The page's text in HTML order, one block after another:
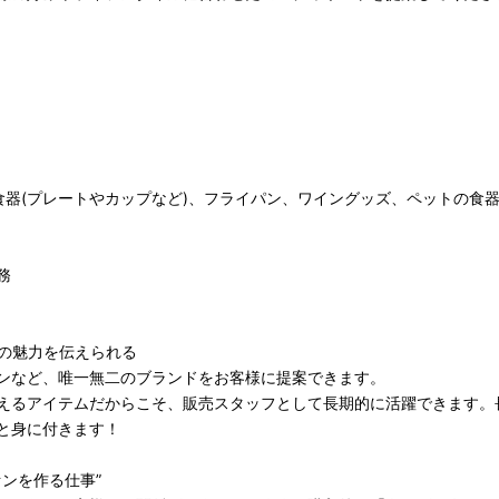
(プレートやカップなど)、フライパン、ワイングッズ、ペットの食
魅力を伝えられる
ど、唯一無二のブランドをお客様に提案できます。
るアイテムだからこそ、販売スタッフとして長期的に活躍できます。
身に付きます！
を作る仕事”